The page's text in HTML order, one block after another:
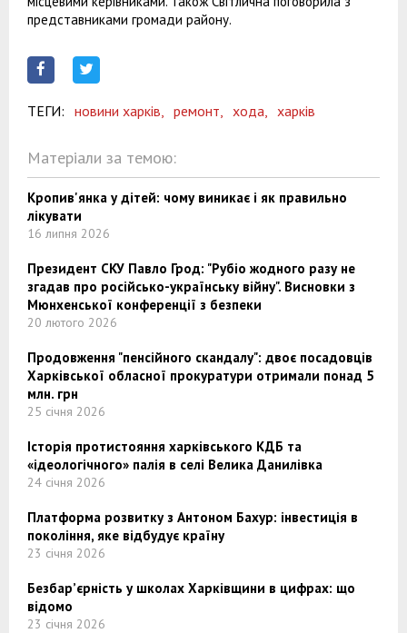
представниками громади району.
ТЕГИ: новини харків, ремонт, хода, харків
Матеріали за темою:
Кропив'янка у дітей: чому виникає і як правильно
лікувати
16 липня 2026
Президент СКУ Павло Грод: "Рубіо жодного разу не
згадав про російсько-українську війну". Висновки з
Мюнхенської конференції з безпеки
20 лютого 2026
Продовження "пенсійного скандалу": двоє посадовців
Харківської обласної прокуратури отримали понад 5
млн. грн
25 січня 2026
Історія протистояння харківського КДБ та
«ідеологічного» палія в селі Велика Данилівка
24 січня 2026
Платформа розвитку з Антоном Бахур: інвестиція в
покоління, яке відбудує країну
23 січня 2026
Безбар’єрність у школах Харківщини в цифрах: що
відомо
23 січня 2026